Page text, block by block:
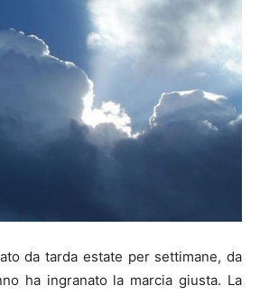
da tarda estate per settimane, da
ha ingranato la marcia giusta. La